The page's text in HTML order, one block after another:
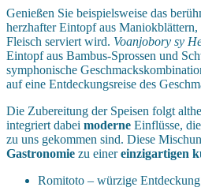
Genießen Sie beispielsweise das
herzhafter Eintopf aus
Fleisch serviert wird. Voanjobory sy
Eintopf aus Bambus-Sprossen und
symphonische
auf eine Entdeckungsreise des
Die Zubereitung der Speisen folgt
integriert dabei moderne Einflüsse,
zu uns gekommen sind. Diese
Gastronomie zu einereinzigartigen
Romitoto – würzige Entdeckung